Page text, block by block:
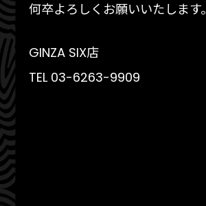
何卒よろしくお願いいたします。
GINZA SIX店
TEL 03-6263-9909